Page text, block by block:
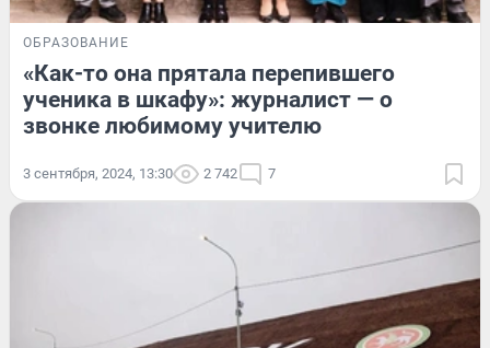
ОБРАЗОВАНИЕ
«Как-то она прятала перепившего
ученика в шкафу»: журналист — о
звонке любимому учителю
3 сентября, 2024, 13:30 2 742 7